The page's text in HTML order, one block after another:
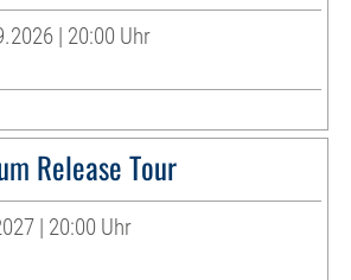
| 20:00 Uhr
Release Tour
| 20:00 Uhr